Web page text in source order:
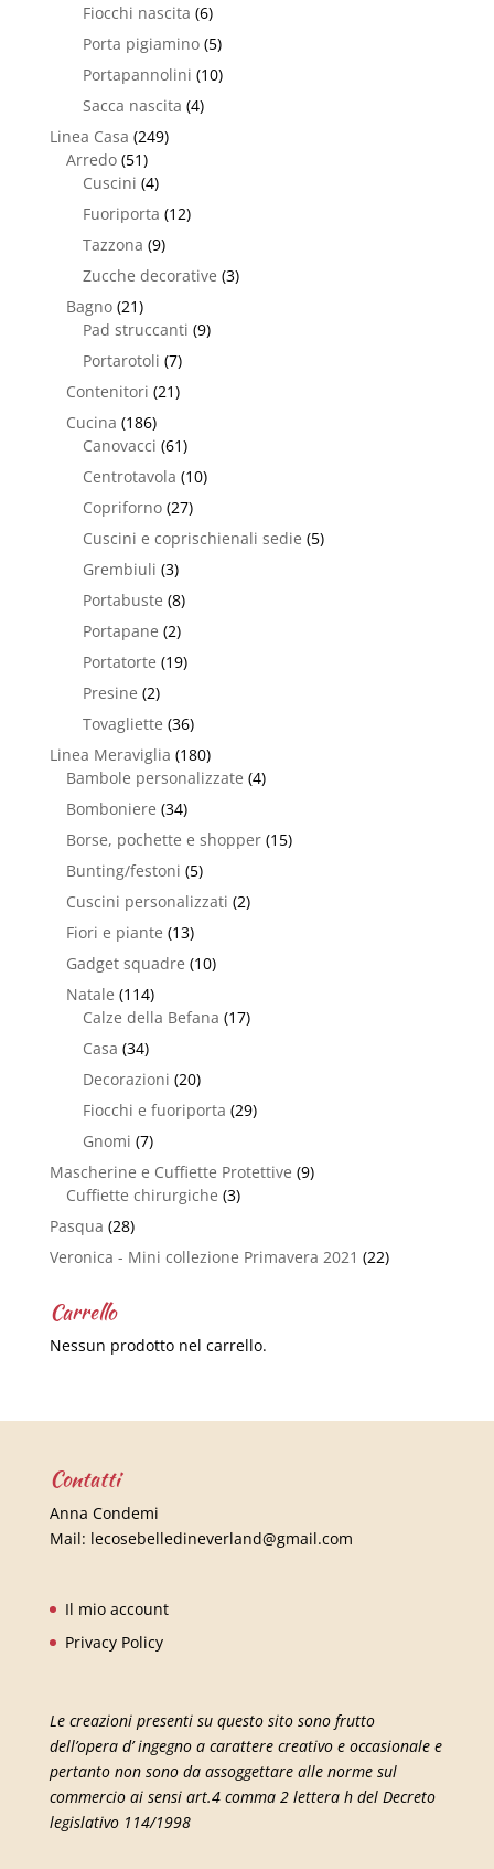
Fiocchi nascita (6)
Porta pigiamino (5)
Portapannolini (10)
Sacca nascita (4)
Linea Casa (249)
Arredo (51)
Cuscini (4)
Fuoriporta (12)
Tazzona (9)
Zucche decorative (3)
Bagno (21)
Pad struccanti (9)
Portarotoli (7)
Contenitori (21)
Cucina (186)
Canovacci (61)
Centrotavola (10)
Copriforno (27)
Cuscini e coprischienali sedie (5)
Grembiuli (3)
Portabuste (8)
Portapane (2)
Portatorte (19)
Presine (2)
Tovagliette (36)
Linea Meraviglia (180)
Bambole personalizzate (4)
Bomboniere (34)
Borse, pochette e shopper (15)
Bunting/festoni (5)
Cuscini personalizzati (2)
Fiori e piante (13)
Gadget squadre (10)
Natale (114)
Calze della Befana (17)
Casa (34)
Decorazioni (20)
Fiocchi e fuoriporta (29)
Gnomi (7)
Mascherine e Cuffiette Protettive (9)
Cuffiette chirurgiche (3)
Pasqua (28)
Veronica - Mini collezione Primavera 2021 (22)
Carrello
Nessun prodotto nel carrello.
Contatti
Anna Condemi
Mail: lecosebelledineverland@gmail.com
Il mio account
Privacy Policy
Le creazioni presenti su questo sito sono frutto
dell’opera d’ ingegno a carattere creativo e occasionale e
pertanto non sono da assoggettare alle norme sul
commercio ai sensi art.4 comma 2 lettera h del Decreto
legislativo 114/1998